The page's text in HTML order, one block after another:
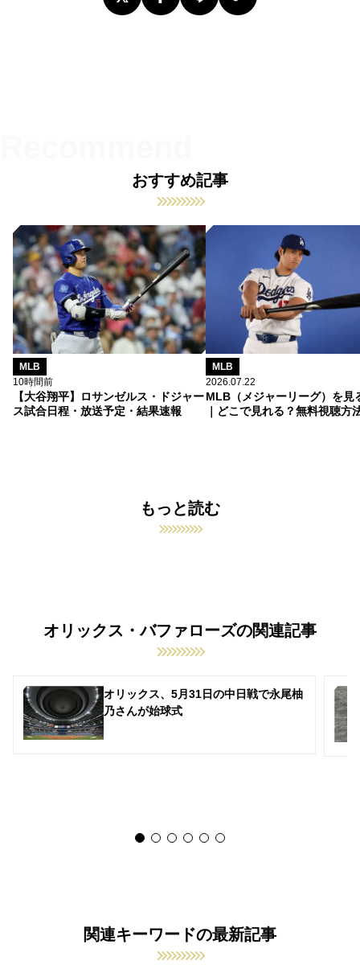
おすすめ記事
MLB
10時間前
【大谷翔平】ロサンゼルス・ドジャー
ス試合日程・放送予定・結果速報
MLB
2026.07.22
MLB（メジャーリーグ）を見
｜どこで見れる？無料視聴方
もっと読む
オリックス・バファローズの関連記事
オリックス、5月31日の中日戦で永尾柚
乃さんが始球式
関連キーワードの最新記事